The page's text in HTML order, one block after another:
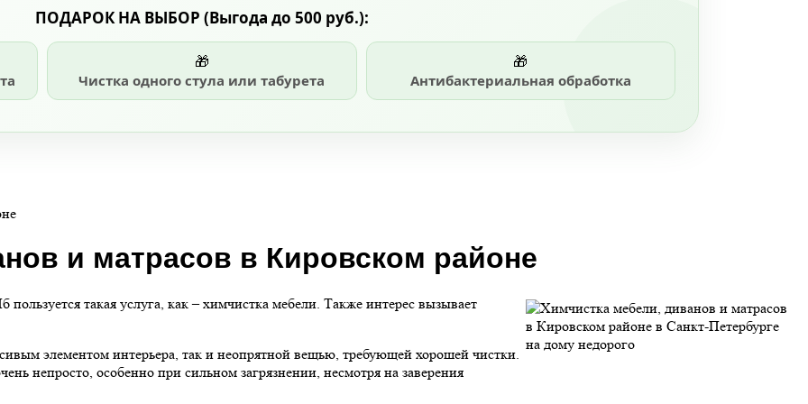
ПОДАРОК НА ВЫБОР (Выгода до 500 руб.):
🎁
Чистка одного стула или табурета
🎁
Антибактериальная обработка
и матрасов в Кировском районе
такая услуга, как – химчистка мебели. Также интерес вызывает
элементом интерьера, так и неопрятной вещью, требующей хорошей чистки.
непросто, особенно при сильном загрязнении, несмотря на заверения